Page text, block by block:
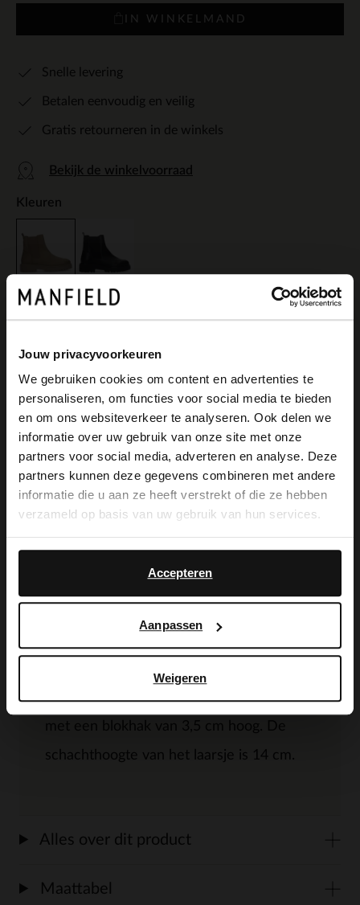
Jouw privacyvoorkeuren
We gebruiken cookies om content en advertenties te
personaliseren, om functies voor social media te bieden
en om ons websiteverkeer te analyseren. Ook delen we
informatie over uw gebruik van onze site met onze
partners voor social media, adverteren en analyse. Deze
partners kunnen deze gegevens combineren met andere
informatie die u aan ze heeft verstrekt of die ze hebben
verzameld op basis van uw gebruik van hun services.
Accepteren
Aanpassen
Weigeren
IN WINKELMAND
Snelle levering
Betalen eenvoudig en veilig
Gratis retourneren in de winkels
Bekijk de winkelvoorraad
Kleuren
Omschrijving
Deze taupe leren chelsea boots van
Manfield zijn de perfecte schoen in jouw
garderobe. Deze chelsea boots bestaan
zowel aan de binnen- als de buitenkant uit
leer. We raden je daarom aan deze
chelsea boots te verzorgen met de
een hoogte van 2 cm, welke samen gaat
schachthoogte van het laarsje is 14 cm.
Alles over dit product
Maattabel
×
View this website in English?
It looks like your language isn't Dutch. Would
you like to switch to English?
English